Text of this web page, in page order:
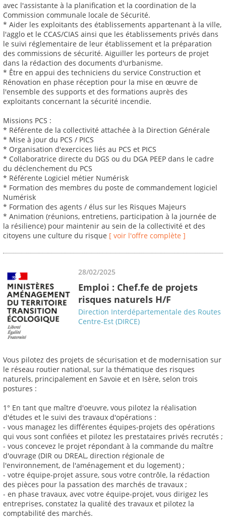
avec l'assistante à la planification et la coordination de la
Commission communale locale de Sécurité.
* Aider les exploitants des établissements appartenant à la ville,
l'agglo et le CCAS/CIAS ainsi que les établissements privés dans
le suivi réglementaire de leur établissement et la préparation
des commissions de sécurité. Aiguiller les porteurs de projet
dans la rédaction des documents d'urbanisme.
* Être en appui des techniciens du service Construction et
Rénovation en phase réception pour la mise en œuvre de
l'ensemble des supports et des formations auprès des
exploitants concernant la sécurité incendie.
Missions PCS :
* Référente de la collectivité attachée à la Direction Générale
* Mise à jour du PCS / PICS
* Organisation d'exercices liés au PCS et PICS
* Collaboratrice directe du DGS ou du DGA PEEP dans le cadre
du déclenchement du PCS
* Référente Logiciel métier Numérisk
* Formation des membres du poste de commandement logiciel
Numérisk
* Formation des agents / élus sur les Risques Majeurs
* Animation (réunions, entretiens, participation à la journée de
la résilience) pour maintenir au sein de la collectivité et des
citoyens une culture du risque [ voir l'offre complète ]
28/02/2025
Emploi : Chef.fe de projets
risques naturels H/F
Direction Interdépartementale des Routes
Centre-Est (DIRCE)
Vous pilotez des projets de sécurisation et de modernisation sur
le réseau routier national, sur la thématique des risques
naturels, principalement en Savoie et en Isère, selon trois
postures :
1° En tant que maître d'oeuvre, vous pilotez la réalisation
d'études et le suivi des travaux d'opérations :
- vous managez les différentes équipes-projets des opérations
qui vous sont confiées et pilotez les prestataires privés recrutés ;
- vous concevez le projet répondant à la commande du maître
d'ouvrage (DIR ou DREAL, direction régionale de
l'environnement, de l'aménagement et du logement) ;
- votre équipe-projet assure, sous votre contrôle, la rédaction
des pièces pour la passation des marchés de travaux ;
- en phase travaux, avec votre équipe-projet, vous dirigez les
entreprises, constatez la qualité des travaux et pilotez la
comptabilité des marchés.